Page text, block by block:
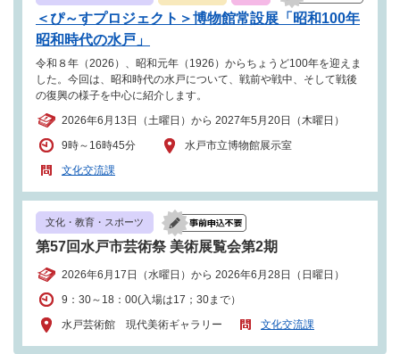
＜ぴ～すプロジェクト＞博物館常設展「昭和100年
昭和時代の水戸」
令和８年（2026）、昭和元年（1926）からちょうど100年を迎えま
した。今回は、昭和時代の水戸について、戦前や戦中、そして戦後
の復興の様子を中心に紹介します。
2026年6月13日（土曜日）から 2027年5月20日（木曜日）
9時～16時45分
水戸市立博物館展示室
文化交流課
文化・教育・スポーツ
第57回水戸市芸術祭 美術展覧会第2期
2026年6月17日（水曜日）から 2026年6月28日（日曜日）
9：30～18：00(入場は17；30まで）
水戸芸術館 現代美術ギャラリー
文化交流課